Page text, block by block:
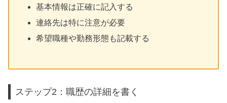
基本情報は正確に記入する
連絡先は特に注意が必要
希望職種や勤務形態も記載する
ステップ2：職歴の詳細を書く